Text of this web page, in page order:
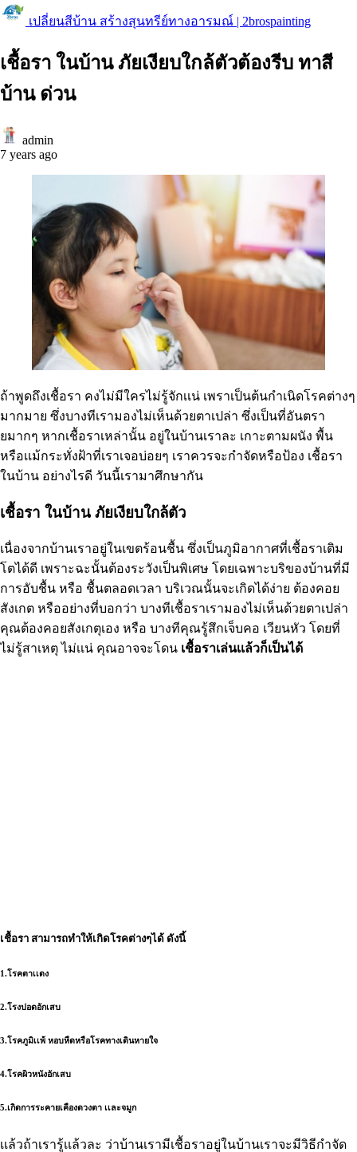
เปลี่ยนสีบ้าน สร้างสุนทรีย์ทางอารมณ์ | 2brospainting
เชื้อรา ในบ้าน ภัยเงียบใกล้ตัวต้องรีบ ทาสี
บ้าน ด่วน
admin
7 years ago
ถ้าพูดถึงเชื้อรา คงไม่มีใครไม่รู้จักเเน่ เพราเป็นต้นกำเนิดโรคต่างๆ
มากมาย ซึ่งบางทีเรามองไม่เห็นด้วยตาเปล่า ซึ่งเป็นที่อันตรา
ยมากๆ หากเชื้อราเหล่านั้น อยู่ในบ้านเราละ เกาะตามผนัง พื้น
หรือเเม้กระทั่งฝ้าที่เราเจอบ่อยๆ เราควรจะกำจัดหรือป้อง เชื้อรา
ในบ้าน อย่างไรดี วันนี้เรามาศึกษากัน
เชื้อรา ในบ้าน ภัยเงียบใกล้ตัว
เนื่องจากบ้านเราอยู่ในเขตร้อนชื้น ซึ่งเป็นภูมิอากาศที่เชื้อราเติม
โตได้ดี เพราะฉะนั้นต้องระวังเป็นพิเศษ โดยเฉพาะบริของบ้านที่มี
การอับชื้น หรือ ชื้นตลอดเวลา บริเวณนั้นจะเกิดได้ง่าย ต้องคอย
สังเกต หรืออย่างที่บอกว่า บางทีเชื้อราเรามองไม่เห็นด้วยตาเปล่า
คุณต้องคอยสังเกตุเอง หรือ บางทีคุณรู้สึกเจ็บคอ เวียนหัว โดยที่
ไม่รู้สาเหตุ ไม่เเน่ คุณอาจจะโดน เชื้อราเล่นเเล้วก็เป็นได้
เชื้อรา สามารถทำให้เกิดโรคต่างๆได้ ดังนี้
1.โรคตาเเดง
2.โรงปอดอักเสบ
3.โรคภูมิเเพ้ หอบหืดหรือโรคทางเดินหายใจ
4.โรคผิวหนังอักเสบ
5.เกิดการระคายเคืองดวงตา เเละจมูก
เเล้วถ้าเรารู้เเล้วละ ว่าบ้านเรามีเชื้อราอยู่ในบ้านเราจะมีวิธีกำจัด